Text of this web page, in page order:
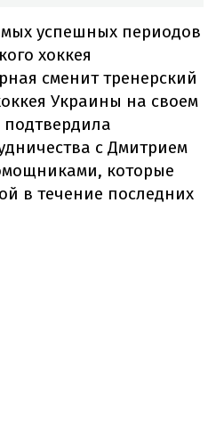
успешных периодов
хоккея
сменит тренерский
Украины на своем
с Дмитрием
которые
в течение последних